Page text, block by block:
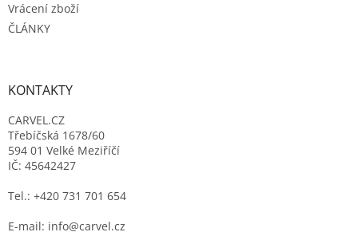
Vrácení zboží
ČLÁNKY
KONTAKTY
CARVEL.CZ
Třebíčská 1678/60
594 01 Velké Meziříčí
IČ: 45642427
Tel.: +420 731 701 654
E-mail: info@carvel.cz